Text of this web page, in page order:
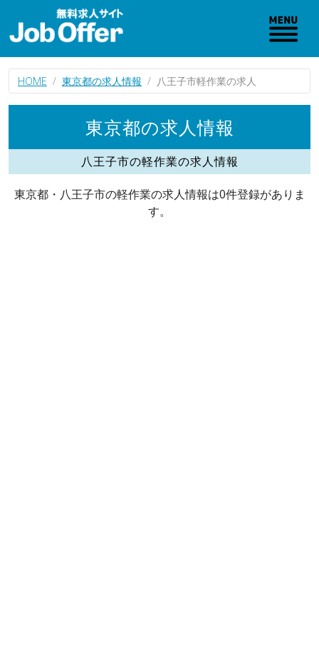
HOME 東京都の求人情報 八王子市軽作業の求人
東京都の求人情報
八王子市の軽作業の求人情報
東京都・八王子市の軽作業の求人情報は0件登録がありま
す。